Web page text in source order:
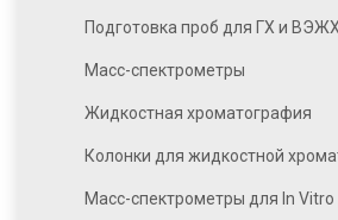
Подготовка проб для ГХ и
Масс-спектрометры
Жидкостная хроматография
Колонки для жидкостной
Масс-спектрометры для In Vitro